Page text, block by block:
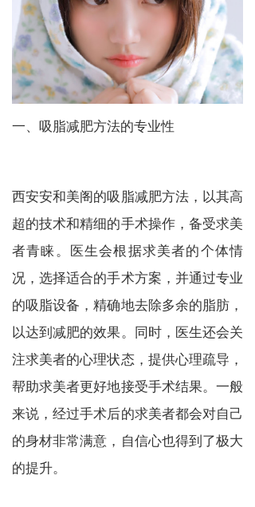
一、吸脂减肥方法的专业性
西安安和美阁的吸脂减肥方法，以其高
超的技术和精细的手术操作，备受求美
者青睐。医生会根据求美者的个体情
况，选择适合的手术方案，并通过专业
的吸脂设备，精确地去除多余的脂肪，
以达到减肥的效果。同时，医生还会关
注求美者的心理状态，提供心理疏导，
帮助求美者更好地接受手术结果。一般
来说，经过手术后的求美者都会对自己
的身材非常满意，自信心也得到了极大
的提升。